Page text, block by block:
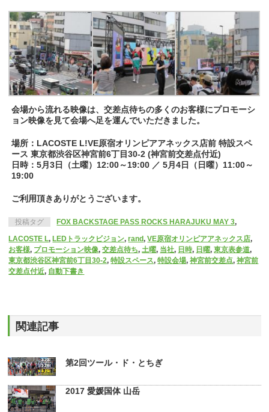
会場から流れる映像は、交差点待ちの多くのお客様にプロモーシ
ョン映像を見て会場へ足を運んでいただきました。
場所：LACOSTE L!VE原宿オリンピアアネックス店前 特設スペ
ース 東京都渋谷区神宮前6丁目30-2 (神宮前交差点付近)
日時：5月3日（土曜）12:00～19:00 ／ 5月4日（日曜）11:00～
19:00
ご利用頂きありがとうございます。
投稿タグ FOX BACKSTAGE PASS ROCKS HARAJUKU MAY 3,
LACOSTE L, LEDトラックビジョン,rand,VE原宿オリンピアアネックス店,
お客様, プロモーション映像,交差点待ち,土曜, 当社, 日時, 日曜,東京表参道,
東京都渋谷区神宮前6丁目30-2,特設スペース,特設会場,神宮前交差点,神宮前
交差点付近, 自動下書き
関連記事
第2回ツール・ド・とちぎ
2017 愛媛国体 山岳